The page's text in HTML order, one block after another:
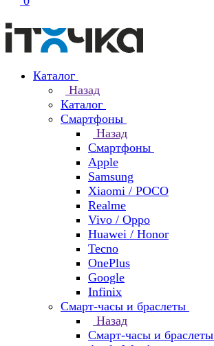
Каталог
Назад
Каталог
Смартфоны
Назад
Смартфоны
Apple
Samsung
Xiaomi / POCO
Realme
Vivo / Oppo
Huawei / Honor
Tecno
OnePlus
Google
Infinix
Смарт-часы и браслеты
Назад
Смарт-часы и браслеты